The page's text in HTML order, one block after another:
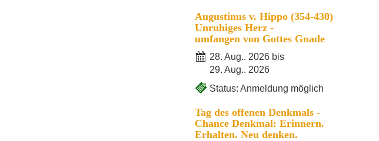
Augustinus v. Hippo (354-430)
Unruhiges Herz -
umfangen von Gottes Gnade
28. Aug.. 2026 bis
29. Aug.. 2026
Status: Anmeldung möglich
Tag des offenen Denkmals -
Chance Denkmal: Erinnern.
Erhalten. Neu denken.